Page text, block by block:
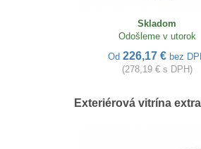
Skladom
Odošleme v utorok
Od 226,17 € bez
(278,19 € s DPH)
Exteriérová vitrína